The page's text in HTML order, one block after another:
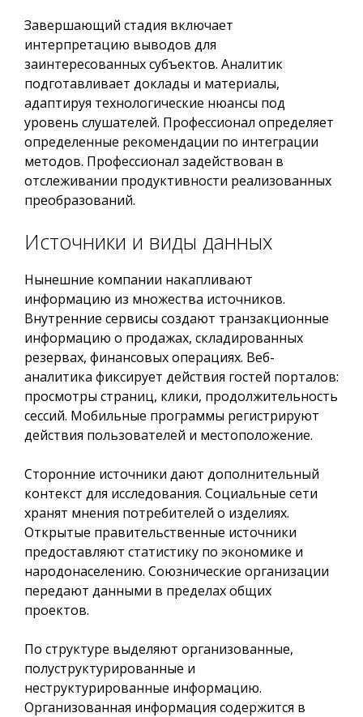
Завершающий стадия включает
интерпретацию выводов для
заинтересованных субъектов. Аналитик
подготавливает доклады и материалы,
адаптируя технологические нюансы под
уровень слушателей. Профессионал определяет
определенные рекомендации по интеграции
методов. Профессионал задействован в
отслеживании продуктивности реализованных
преобразований.
Источники и виды данных
Нынешние компании накапливают
информацию из множества источников.
Внутренние сервисы создают транзакционные
информацию о продажах, складированных
резервах, финансовых операциях. Веб-
аналитика фиксирует действия гостей порталов:
просмотры страниц, клики, продолжительность
сессий. Мобильные программы регистрируют
действия пользователей и местоположение.
Сторонние источники дают дополнительный
контекст для исследования. Социальные сети
хранят мнения потребителей о изделиях.
Открытые правительственные источники
предоставляют статистику по экономике и
народонаселению. Союзнические организации
передают данными в пределах общих
проектов.
По структуре выделяют организованные,
полуструктурированные и
неструктурированные информацию.
Организованная информация содержится в